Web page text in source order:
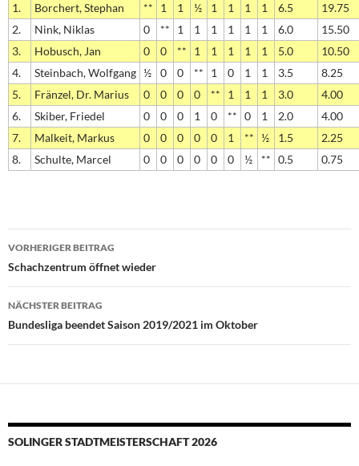
1.
Borchert, Stephan ** 1 1 ½ 1 1 1 1 6.5
19.75
2.
Nink, Niklas 0 ** 1 1 1 1 1 1 6.0
15.50
3.
Hobusch, Jan 0 0 ** 1 1 1 1 1 5.0
10.50
4.
Steinbach, Wolfgang ½ 0 0 ** 1 0 1 1 3.5
8.25
5.
Fränzel, Dr. Marius 0 0 0 0 ** 1 1 1 3.0
4.00
6.
Skiber, Friedel 0 0 0 1 0 ** 0 1 2.0
4.00
7.
Malkeit, Markus 0 0 0 0 0 1 ** ½ 1.5
2.25
8.
Schulte, Marcel 0 0 0 0 0 0 ½ ** 0.5 0.75
Beitragsnavigation
VORHERIGER BEITRAG
Schachzentrum öffnet wieder
NÄCHSTER BEITRAG
Bundesliga beendet Saison 2019/2021 im Oktober
SOLINGER STADTMEISTERSCHAFT 2026